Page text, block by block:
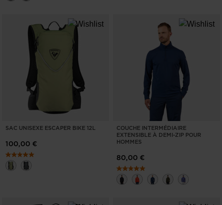
SAC UNISEXE ESCAPER BIKE 12L
100,00 €
COUCHE INTERMÉDIAIRE
EXTENSIBLE À DEMI-ZIP POUR
HOMMES
80,00 €